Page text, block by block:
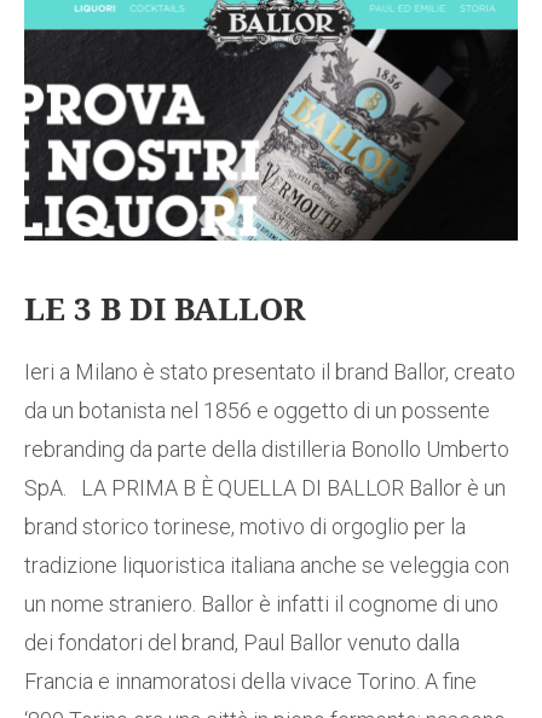
LE 3 B DI BALLOR
Ieri a Milano è stato presentato il brand Ballor, creato
da un botanista nel 1856 e oggetto di un possente
rebranding da parte della distilleria Bonollo Umberto
SpA. LA PRIMA B È QUELLA DI BALLOR Ballor è un
brand storico torinese, motivo di orgoglio per la
tradizione liquoristica italiana anche se veleggia con
un nome straniero. Ballor è infatti il cognome di uno
dei fondatori del brand, Paul Ballor venuto dalla
Francia e innamoratosi della vivace Torino. A fine